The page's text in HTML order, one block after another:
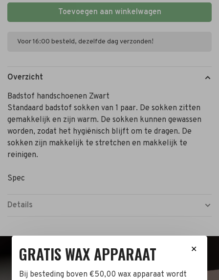
Toevoegen aan winkelwagen
Voor 16:00 besteld, dezelfde dag verzonden!
Overzicht
Badstof handschoenen Zwart
Standaard badstof sokken van 1 paar. De sokken zitten
gemakkelijk en zijn warm. De sokken kunnen gewassen
worden, zodat het hygiënisch blijft om te dragen. De
sokken zijn makkelijk te stretchen en makkelijk te
reinigen.
Spec
Details
BEZOEK DE WINKEL!
✕
GRATIS WAX APPARAAT
Bij besteding boven €50,00 wax apparaat wordt